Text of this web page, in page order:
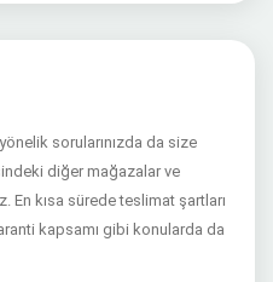
sorularınızda da size
diğer mağazalar ve
En kısa sürede teslimat şartları
kapsamı gibi konularda da